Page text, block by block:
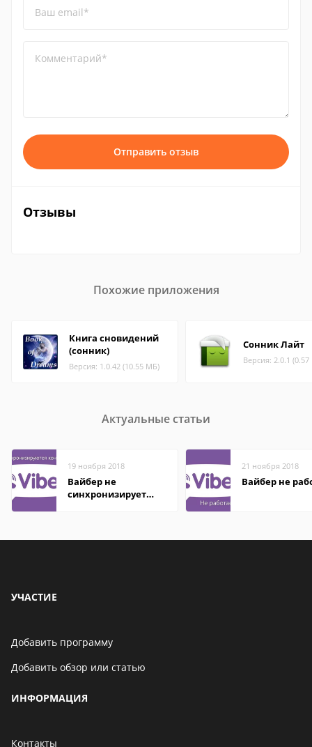
Ваш email*
Комментарий*
Отправить отзыв
Отзывы
Похожие приложения
Книга сновидений
(сонник)
Версия: 1.0.42 (10.55 МБ)
Сонник Лайт
Версия: 2.0.1
Актуальные статьи
19 ноября 2018
Вайбер не
синхронизирует
21 ноября 2018
Вайбер не
УЧАСТИЕ
Добавить программу
Добавить обзор или статью
ИНФОРМАЦИЯ
Контакты